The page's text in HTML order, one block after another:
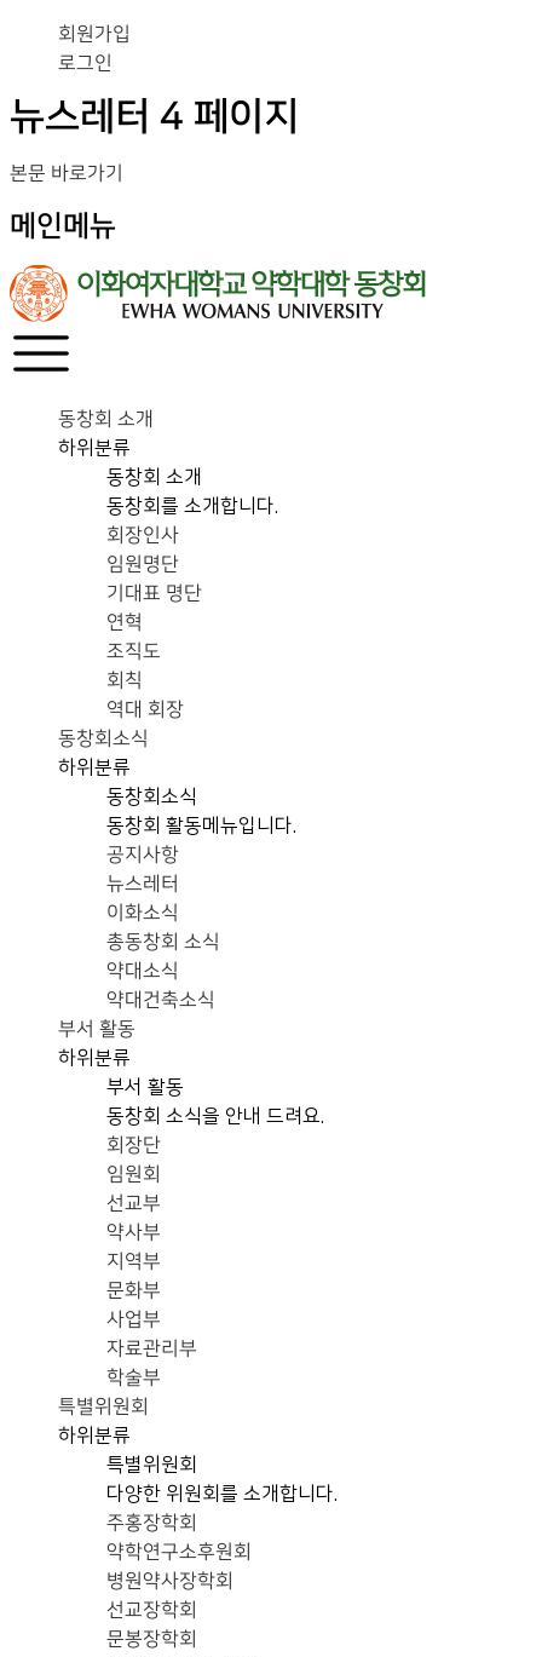
회원가입
로그인
뉴스레터 4 페이지
본문 바로가기
메인메뉴
동창회 소개
하위분류
동창회 소개
동창회를 소개합니다.
회장인사
임원명단
기대표 명단
연혁
조직도
회칙
역대 회장
동창회소식
하위분류
동창회소식
동창회 활동메뉴입니다.
공지사항
뉴스레터
이화소식
총동창회 소식
약대소식
약대건축소식
부서 활동
하위분류
부서 활동
동창회 소식을 안내 드려요.
회장단
임원회
선교부
약사부
지역부
문화부
사업부
자료관리부
학술부
특별위원회
하위분류
특별위원회
다양한 위원회를 소개합니다.
주홍장학회
약학연구소후원회
병원약사장학회
선교장학회
문봉장학회